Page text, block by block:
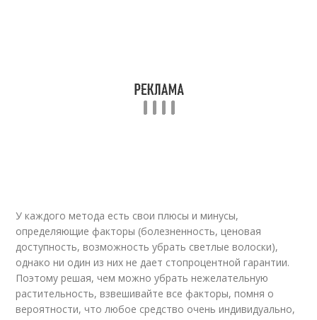
У каждого метода есть свои плюсы и минусы,
определяющие факторы (болезненность, ценовая
доступность, возможность убрать светлые волоски),
однако ни один из них не дает стопроцентной гарантии.
Поэтому решая, чем можно убрать нежелательную
растительность, взвешивайте все факторы, помня о
вероятности, что любое средство очень индивидуально,